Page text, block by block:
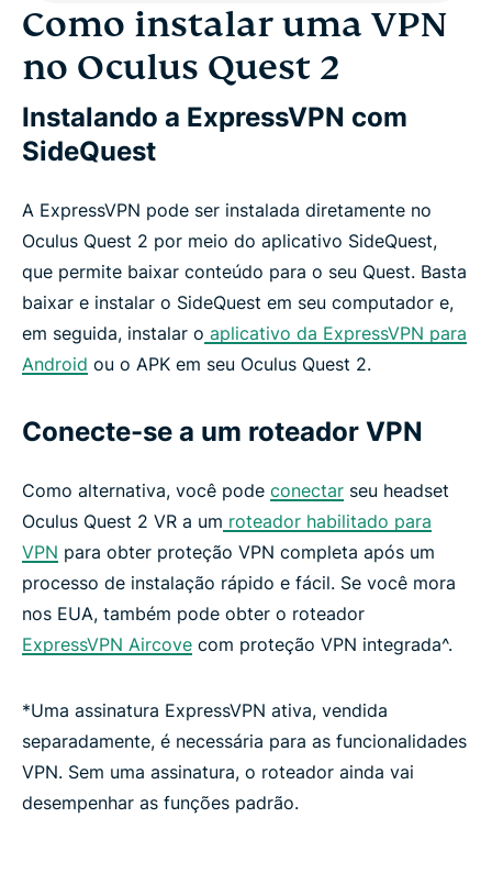
Como instalar uma VPN
no Oculus Quest 2
Instalando a ExpressVPN com
SideQuest
A ExpressVPN pode ser instalada diretamente no
Oculus Quest 2 por meio do aplicativo SideQuest,
que permite baixar conteúdo para o seu Quest. Basta
baixar e instalar o SideQuest em seu computador e,
em seguida, instalar o aplicativo da ExpressVPN para
Android ou o APK em seu Oculus Quest 2.
Conecte-se a um roteador VPN
Como alternativa, você pode conectar seu headset
Oculus Quest 2 VR a um roteador habilitado para
VPN para obter proteção VPN completa após um
processo de instalação rápido e fácil. Se você mora
nos EUA, também pode obter o roteador
ExpressVPN Aircove com proteção VPN integrada^.
*Uma assinatura ExpressVPN ativa, vendida
separadamente, é necessária para as funcionalidades
VPN. Sem uma assinatura, o roteador ainda vai
desempenhar as funções padrão.